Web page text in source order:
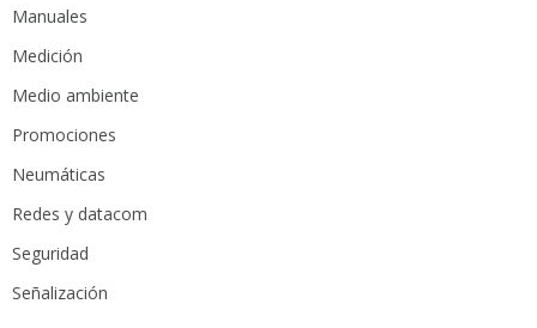
Manuales
Medición
Medio ambiente
Promociones
Neumáticas
Redes y datacom
Seguridad
Señalización